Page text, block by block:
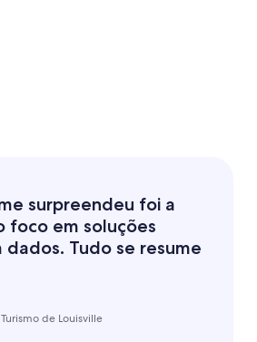
surpreendeu foi a
foco em soluções
dados. Tudo se resume
de Louisville